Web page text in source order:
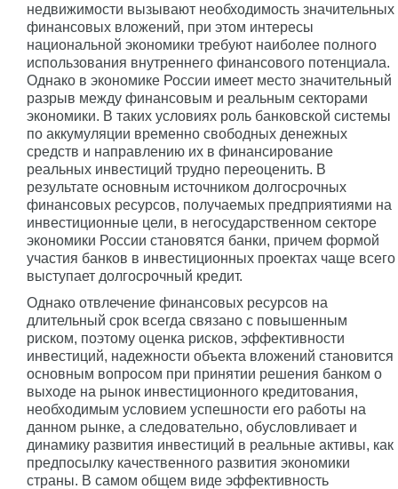
недвижимости вызывают необходимость значительных
финансовых вложений, при этом интересы
национальной экономики требуют наиболее полного
использования внутреннего финансового потенциала.
Однако в экономике России имеет место значительный
разрыв между финансовым и реальным секторами
экономики. В таких условиях роль банковской системы
по аккумуляции временно свободных денежных
средств и направлению их в финансирование
реальных инвестиций трудно переоценить. В
результате основным источником долгосрочных
финансовых ресурсов, получаемых предприятиями на
инвестиционные цели, в негосударственном секторе
экономики России становятся банки, причем формой
участия банков в инвестиционных проектах чаще всего
выступает долгосрочный кредит.
Однако отвлечение финансовых ресурсов на
длительный срок всегда связано с повышенным
риском, поэтому оценка рисков, эффективности
инвестиций, надежности объекта вложений становится
основным вопросом при принятии решения банком о
выходе на рынок инвестиционного кредитования,
необходимым условием успешности его работы на
данном рынке, а следовательно, обусловливает и
динамику развития инвестиций в реальные активы, как
предпосылку качественного развития экономики
страны. В самом общем виде эффективность